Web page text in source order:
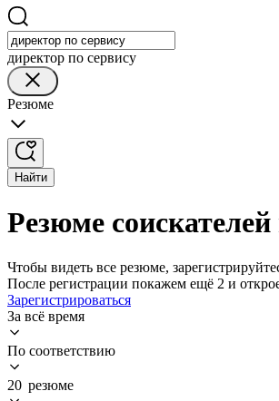
директор по сервису
Резюме
Найти
Резюме
Чтобы видеть все резюме,
После регистрации покажем ещё 2 и
Зарегистрироваться
За всё время
По соответствию
20 резюме